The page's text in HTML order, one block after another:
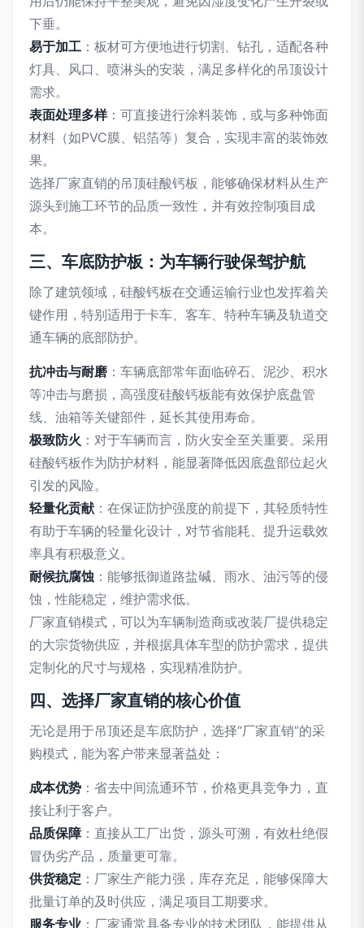
下垂。
易于加工 ：板材可方便地进行切割、钻孔，适配各种
灯具、风口、喷淋头的安装，满足多样化的吊顶设计
需求。
表面处理多样：可直接进行涂料装饰，或与多种饰面
材料（如PVC膜、铝箔等）复合，实现丰富的装饰效
果。
选择厂家直销的吊顶硅酸钙板，能够确保材料从生产
源头到施工环节的品质一致性，并有效控制项目成
本。
三、车底防护板：为车辆行驶保驾护航
除了建筑领域，硅酸钙板在交通运输行业也发挥着关
键作用，特别适用于卡车、客车、特种车辆及轨道交
通车辆的底部防护。
抗冲击与耐磨 ：车辆底部常年面临碎石、泥沙、积水
等冲击与磨损，高强度硅酸钙板能有效保护底盘管
线、油箱等关键部件，延长其使用寿命。
极致防火 ：对于车辆而言，防火安全至关重要。采用
硅酸钙板作为防护材料，能显著降低因底盘部位起火
引发的风险。
轻量化贡献 ：在保证防护强度的前提下，其轻质特性
有助于车辆的轻量化设计，对节省能耗、提升运载效
率具有积极意义。
耐候抗腐蚀 ：能够抵御道路盐碱、雨水、油污等的侵
蚀，性能稳定，维护需求低。
厂家直销模式，可以为车辆制造商或改装厂提供稳定
的大宗货物供应，并根据具体车型的防护需求，提供
定制化的尺寸与规格，实现精准防护。
四、选择厂家直销的核心价值
无论是用于吊顶还是车底防护，选择“厂家直销”的采
购模式，能为客户带来显著益处：
成本优势 ：省去中间流通环节，价格更具竞争力，直
接让利于客户。
品质保障：直接从工厂出货，源头可溯，有效杜绝假
冒伪劣产品，质量更可靠。
供货稳定 ：厂家生产能力强，库存充足，能够保障大
批量订单的及时供应，满足项目工期要求。
服务专业 ：厂家通常具备专业的技术团队，能提供从